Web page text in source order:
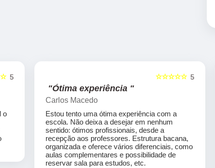
5
o
5
☆☆☆☆☆
"Ótima experiência "
Carlos Macedo
Estou tento uma ótima experiência com a
escola. Não deixa a desejar em nenhum
sentido: ótimos profissionais, desde a
recepção aos professores. Estrutura bacana,
organizada e oferece vários diferenciais, como
aulas complementares e possibilidade de
reservar sala para estudos, etc.